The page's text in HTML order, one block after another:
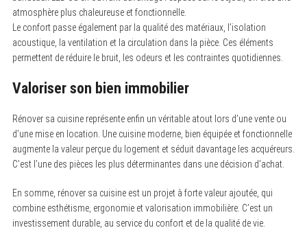
atmosphère plus chaleureuse et fonctionnelle.
Le confort passe également par la qualité des matériaux, l’isolation
acoustique, la ventilation et la circulation dans la pièce. Ces éléments
permettent de réduire le bruit, les odeurs et les contraintes quotidiennes.
Valoriser son bien immobilier
Rénover sa cuisine représente enfin un véritable atout lors d’une vente ou
d’une mise en location. Une cuisine moderne, bien équipée et fonctionnelle
augmente la valeur perçue du logement et séduit davantage les acquéreurs.
C’est l’une des pièces les plus déterminantes dans une décision d’achat.
En somme, rénover sa cuisine est un projet à forte valeur ajoutée, qui
combine esthétisme, ergonomie et valorisation immobilière. C’est un
investissement durable, au service du confort et de la qualité de vie.